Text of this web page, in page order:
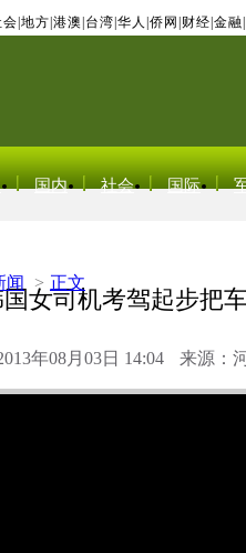
会 地方 港澳 台湾 华人 侨网 财经 金融
国内 社会 国际
闻 > 正文
女司机考驾起步把
年08月03日 14:04 来源：